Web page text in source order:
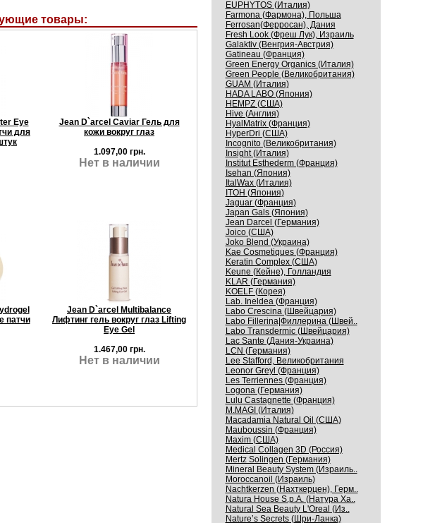
товары:
Eye
для
Jean D`arcel Caviar Гель для
кожи вокруг глаз
1.097,00 грн.
Нет в наличии
патчи
Jean D`arcel Multibalance
Лифтинг гель вокруг глаз Lifting
Eye Gel
1.467,00 грн.
Нет в наличии
EUPHYTOS (Италия)
Farmona (Фармона), Польша
Ferrosan(Ферросан), Дания
Fresh Look (Фреш Лук), Израиль
Galaktiv (Венгрия-Австрия)
Gatineau (Франция)
Green Energy Organics (Италия)
Green People (Великобритания)
GUAM (Италия)
HADA LABO (Япония)
HEMPZ (США)
Hive (Англия)
HyalMatrix (Франция)
HyperDri (США)
Incognito (Великобритания)
Insight (Италия)
Institut Esthederm (Франция)
Isehan (Япония)
ItalWax (Италия)
ITOH (Япония)
Jaguar (Франция)
Japan Gals (Япония)
Jean Darcel (Германия)
Joico (США)
Joko Blend (Украина)
Kaе Cosmеtiques (Франция)
Keratin Complex (США)
Keune (Кейне), Голландия
KLAR (Германия)
KOELF (Корея)
Lab. Ineldea (Франция)
Labo Crescina (Швейцария)
Labo Fillerina|Филлерина (Швей..
Labo Transdermic (Швейцария)
Lac Sante (Дания-Украина)
LCN (Германия)
Lee Stafford, Великобритания
Leonor Greyl (Франция)
Les Terriennes (Франция)
Logona (Германия)
Lulu Castagnette (Франция)
M.MAGI (Италия)
Macadamia Natural Oil (США)
Mauboussin (Франция)
Maxim (США)
Medical Collagen 3D (Россия)
Mertz Solingen (Германия)
Mineral Beauty System (Израиль..
Moroccanoil (Израиль)
Nachtkerzen (Нахткерцен), Герм..
Natura House S.p.A. (Натура Ха..
Natural Sea Beauty L'Oreal (Из..
Nature’s Secrets (Шри-Ланка)